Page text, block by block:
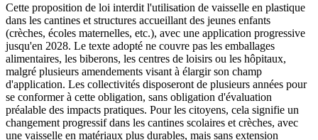
Cette proposition de loi interdit l'utilisation de vaisselle en plastique
dans les cantines et structures accueillant des jeunes enfants
(crèches, écoles maternelles, etc.), avec une application progressive
jusqu'en 2028. Le texte adopté ne couvre pas les emballages
alimentaires, les biberons, les centres de loisirs ou les hôpitaux,
malgré plusieurs amendements visant à élargir son champ
d'application. Les collectivités disposeront de plusieurs années pour
se conformer à cette obligation, sans obligation d'évaluation
préalable des impacts pratiques. Pour les citoyens, cela signifie un
changement progressif dans les cantines scolaires et crèches, avec
une vaisselle en matériaux plus durables, mais sans extension